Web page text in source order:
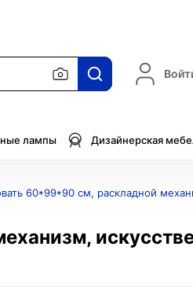
лампы Дизайнерская
60*99*90 см, раскладной